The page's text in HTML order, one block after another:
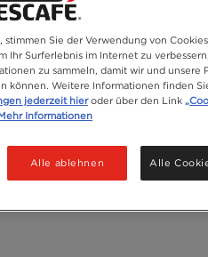
Sie der Verwendung von
Ihr Surferlebnis im Internet zu
zu sammeln, damit wir und unsere
können. Weitere Informationen finden
jederzeit hieroder über den Link
Informationen
Alle ablehnen Alle